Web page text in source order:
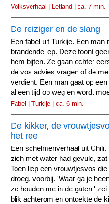
Volksverhaal | Letland | ca. 7 min.
De reiziger en de slang
Een fabel uit Turkije. Een man
brandende iep. Deze toont
hem bijten. Ze gaan echter
de vos advies vragen of de
verdient. Een man gaat op
al een tijd op weg en wordt
Fabel | Turkije | ca. 6 min.
De kikker, de
het ree
Een schelmenverhaal uit
zich met water had gevuld,
Toen liep een vrouwtjesvos
droeg, voorbij. 'Waar ga je
ze houden me in de gaten!'
blik achterom en ontdekte de